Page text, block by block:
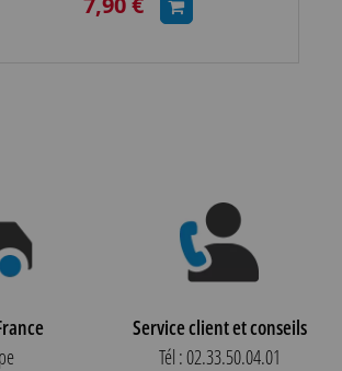
Service client et conseils
Tél : 02.33.50.04.01